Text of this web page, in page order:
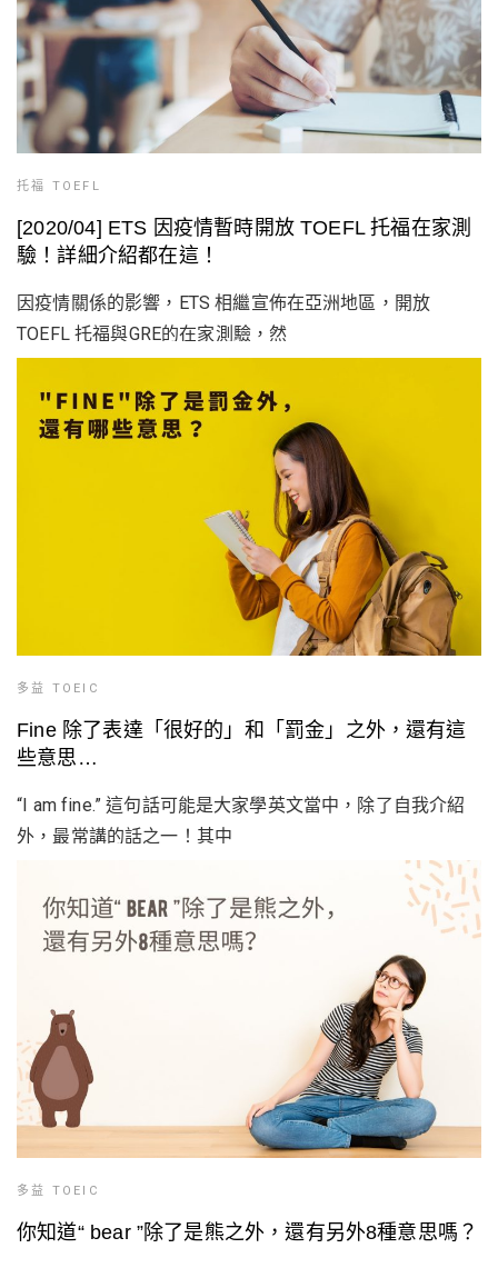
托福 TOEFL
[2020/04] ETS 因疫情暫時開放 TOEFL 托福在家測
驗！詳細介紹都在這！
因疫情關係的影響，ETS 相繼宣佈在亞洲地區，開放
TOEFL 托福與GRE的在家測驗，然
多益 TOEIC
Fine 除了表達「很好的」和「罰金」之外，還有這
些意思…
“I am fine.” 這句話可能是大家學英文當中，除了自我介紹
外，最常講的話之一！其中
多益 TOEIC
你知道“ bear ”除了是熊之外，還有另外8種意思嗎？